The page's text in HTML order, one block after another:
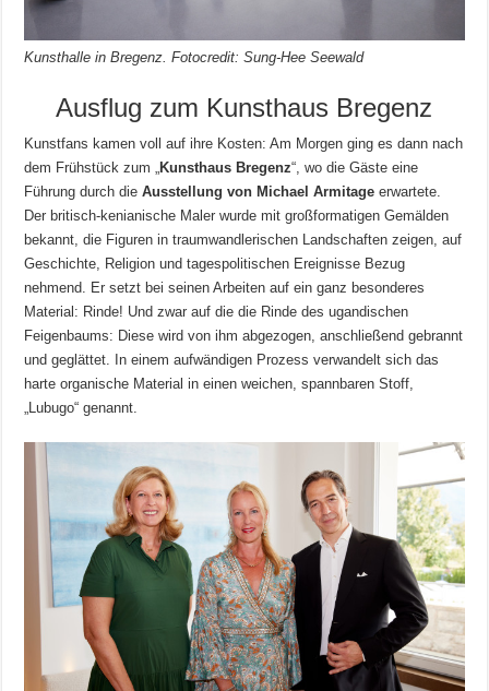
Kunsthalle in Bregenz. Fotocredit: Sung-Hee Seewald
Ausflug zum Kunsthaus Bregenz
Kunstfans kamen voll auf ihre Kosten: Am Morgen ging es dann nach
dem Frühstück zum „Kunsthaus Bregenz“, wo die Gäste eine
Führung durch dieAusstellung von Michael Armitage erwartete.
Der britisch-kenianische Maler wurde mit großformatigen Gemälden
bekannt, die Figuren in traumwandlerischen Landschaften zeigen, auf
Geschichte, Religion und tagespolitischen Ereignisse Bezug
nehmend. Er setzt bei seinen Arbeiten auf ein ganz besonderes
Material: Rinde! Und zwar auf die die Rinde des ugandischen
Feigenbaums: Diese wird von ihm abgezogen, anschließend gebrannt
und geglättet. In einem aufwändigen Prozess verwandelt sich das
harte organische Material in einen weichen, spannbaren Stoff,
„Lubugo“ genannt.